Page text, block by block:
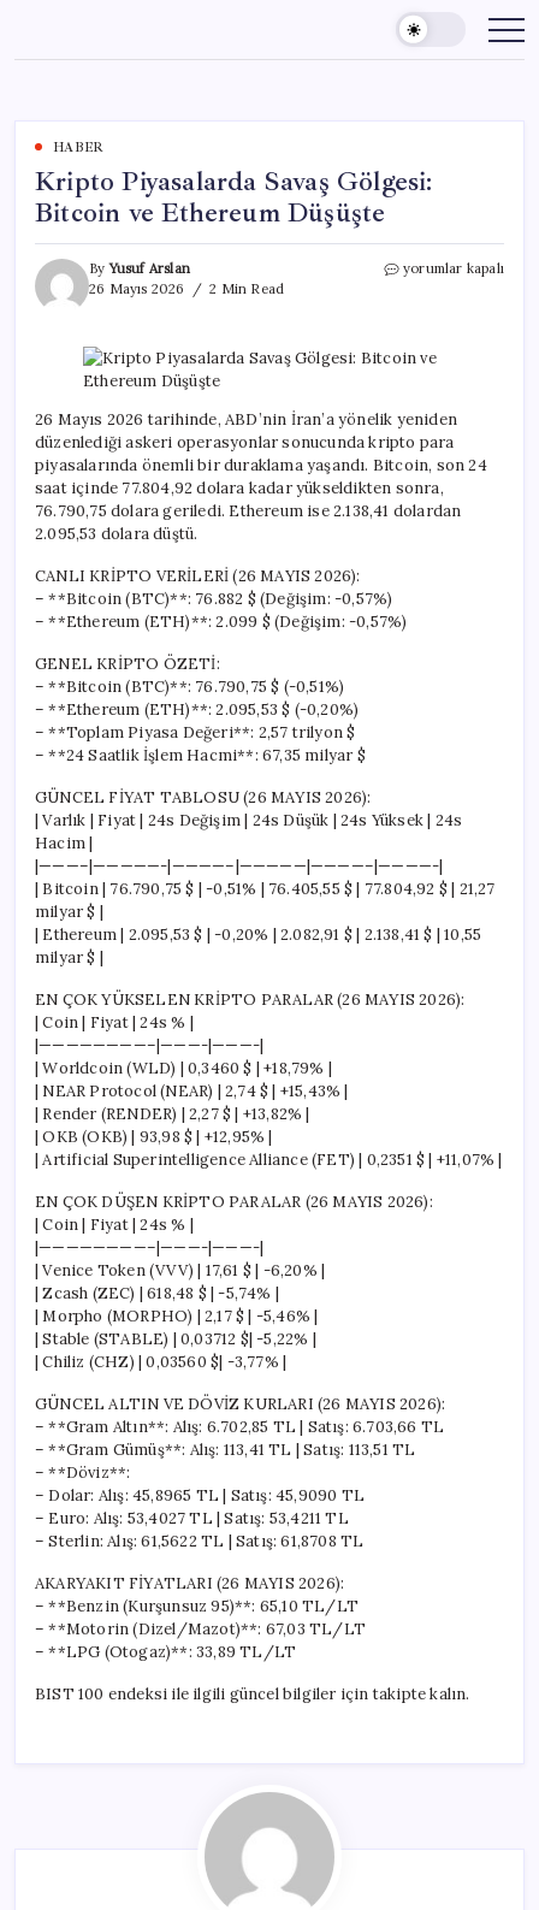
content
HABER
Kripto Piyasalarda Savaş Gölgesi:
Bitcoin ve Ethereum Düşüşte
ByYusuf Arslan
26 Mayıs 2026
2 Min Read
Kripto
Bitcoin
ve
Düşüşte
için
yorumlar kapalı
26 Mayıs 2026 tarihinde, ABD’nin İran’a yönelik yeniden
düzenlediği askeri operasyonlar sonucunda kripto para
piyasalarında önemli bir duraklama yaşandı. Bitcoin, son 24
saat içinde 77.804,92 dolara kadar yükseldikten sonra,
76.790,75 dolara geriledi. Ethereum ise 2.138,41 dolardan
2.095,53 dolara düştü.
CANLI KRİPTO VERİLERİ (26 MAYIS 2026):
– **Bitcoin (BTC)**: 76.882 $ (Değişim: -0,57%)
– **Ethereum (ETH)**: 2.099 $ (Değişim: -0,57%)
GENEL KRİPTO ÖZETİ:
– **Bitcoin (BTC)**: 76.790,75 $ (-0,51%)
– **Ethereum (ETH)**: 2.095,53 $ (-0,20%)
– **Toplam Piyasa Değeri**: 2,57 trilyon $
– **24 Saatlik İşlem Hacmi**: 67,35 milyar $
GÜNCEL FİYAT TABLOSU (26 MAYIS 2026):
| Varlık | Fiyat | 24s Değişim | 24s Düşük | 24s Yüksek | 24s
Hacim |
|———–|—————-|————–|—————|————–|————-|
| Bitcoin | 76.790,75 $ | -0,51% | 76.405,55 $ | 77.804,92 $ | 21,27
milyar $ |
| Ethereum | 2.095,53 $ | -0,20% | 2.082,91 $ | 2.138,41 $ | 10,55
milyar $ |
EN ÇOK YÜKSELEN KRİPTO PARALAR (26 MAYIS 2026):
| Coin | Fiyat | 24s % |
|————————–|———-|———-|
| Worldcoin (WLD) | 0,3460 $ | +18,79% |
| NEAR Protocol (NEAR) | 2,74 $ | +15,43% |
| Render (RENDER) | 2,27 $ | +13,82% |
| OKB (OKB) | 93,98 $ | +12,95% |
| Artificial Superintelligence Alliance (FET) | 0,2351 $ | +11,07% |
EN ÇOK DÜŞEN KRİPTO PARALAR (26 MAYIS 2026):
| Coin | Fiyat | 24s % |
|————————–|———-|———-|
| Venice Token (VVV) | 17,61 $ | -6,20% |
| Zcash (ZEC) | 618,48 $ | -5,74% |
| Morpho (MORPHO) | 2,17 $ | -5,46% |
| Stable (STABLE) | 0,03712 $| -5,22% |
| Chiliz (CHZ) | 0,03560 $| -3,77% |
GÜNCEL ALTIN VE DÖVİZ KURLARI (26 MAYIS 2026):
– **Gram Altın**: Alış: 6.702,85 TL | Satış: 6.703,66 TL
– **Gram Gümüş**: Alış: 113,41 TL | Satış: 113,51 TL
– **Döviz**:
– Dolar: Alış: 45,8965 TL | Satış: 45,9090 TL
– Euro: Alış: 53,4027 TL | Satış: 53,4211 TL
– Sterlin: Alış: 61,5622 TL | Satış: 61,8708 TL
AKARYAKIT FİYATLARI (26 MAYIS 2026):
– **Benzin (Kurşunsuz 95)**: 65,10 TL/LT
– **Motorin (Dizel/Mazot)**: 67,03 TL/LT
– **LPG (Otogaz)**: 33,89 TL/LT
BIST 100 endeksi ile ilgili güncel bilgiler için takipte kalın.